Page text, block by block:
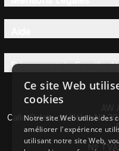
Découvrez la Famille
AW
Calle Caleta de Vélez Nº
Nº
Ce site Web
cookies
Notre site Web utilise des
améliorer l'expérience
utilisant notre site Web,